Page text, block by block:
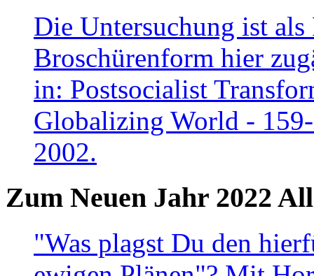
Die Untersuchung ist
Broschürenform hier
in: Postsocialist
Globalizing World -
2002.
Zum Neuen Jahr 2022
"Was plagst Du den